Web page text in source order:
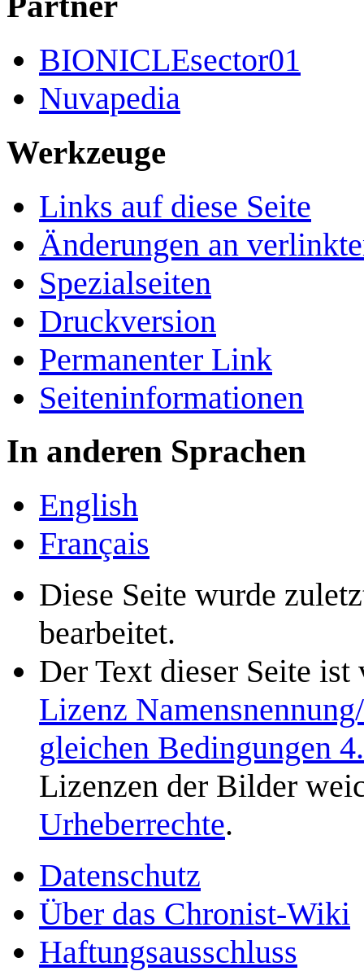
BIONICLEsector01
Nuvapedia
Werkzeuge
Links auf diese Seite
Änderungen an
Spezialseiten
Druckversion
Permanenter Link
Seiten­­informationen
In anderen Sprachen
English
Français
Diese Seite wurde
bearbeitet.
Der Text dieser Seite
Lizenz
gleichen Bedingungen
Lizenzen der Bilder
Urheberrechte.
Datenschutz
Über das Chronist-Wiki
Haftungsausschluss